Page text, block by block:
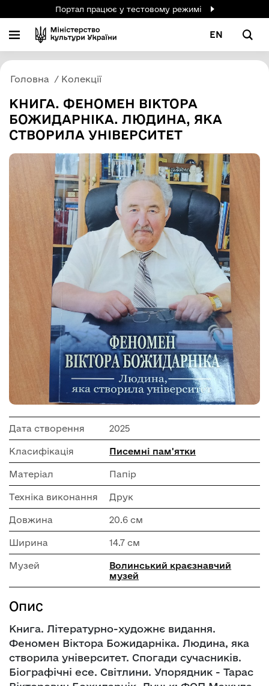
Портал працює у тестовому режимі
EN
Головна Колекції
КНИГА. ФЕНОМЕН ВІКТОРА
БОЖИДАРНІКА. ЛЮДИНА, ЯКА
СТВОРИЛА УНІВЕРСИТЕТ
Дата створення 2025
Класифікація Писемні пам'ятки
Матеріал Папір
Техніка виконання Друк
Довжина 20.6 см
Ширина 14.7 см
Музей
Волинський краєзнавчий
музей
Опис
Книга. Літературно-художнє видання.
Феномен Віктора Божидарніка. Людина, яка
створила університет. Спогади сучасників.
Біографічні есе. Світлини. Упорядник - Тарас